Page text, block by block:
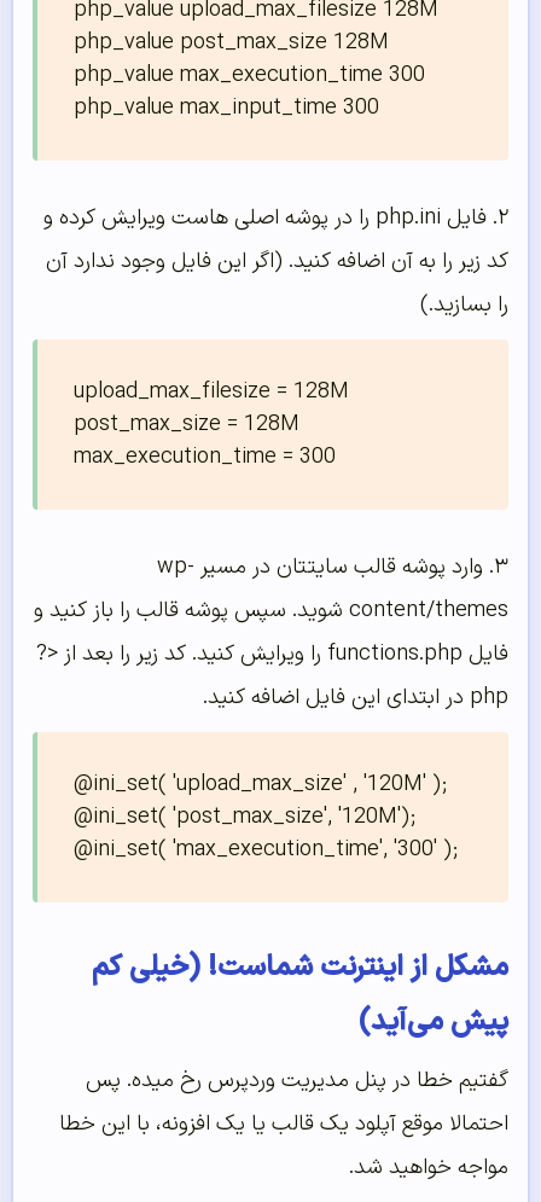
php_value upload_max_filesize 128M
php_value post_max_size 128M
php_value max_execution_time 300
php_value max_input_time 300
۲. فایل php.ini را در پوشه اصلی هاست ویرایش کرده و
کد زیر را به آن اضافه کنید. (اگر این فایل وجود ندارد آن
را بسازید.)
upload_max_filesize = 128M
post_max_size = 128M
۳. وارد پوشه قالب سایتتان در مسیر wp-
content/themes شوید. سپس پوشه قالب را باز کنید و
فایل functions.php را ویرایش کنید. کد زیر را بعد از <?
php در ابتدای این فایل اضافه کنید.
@ini_set( 'upload_max_size' , '120M' );
@ini_set( 'post_max_size', '120M');
مشکل از اینترنت شماست! (خیلی کم
پیش می‌آید)
گفتیم خطا در پنل مدیریت وردپرس رخ میده. پس
احتمالا موقع آپلود یک قالب یا یک افزونه، با این خطا
مواجه خواهید شد.